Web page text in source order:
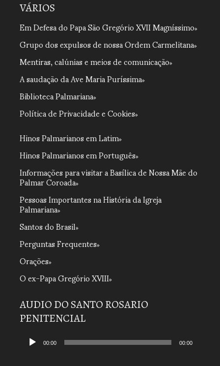
VÁRIOS
Em Defesa do Papa São Gregório XVII Magníssimo
Grupo dos expulsos de nossa Ordem Carmelitana
Mentiras, calúnias e meios de comunicação
A saudação da Ave Maria Puríssima
Biblioteca Palmariana
Política de Privacidade e Cookies
Hinos Palmarianos em Latim
Hinos Palmarianos em Português
Informações para visitar a Basílica de Nossa Mãe do
Palmar Coroada
Pessoas Importantes na História da Igreja
Palmariana
Santos do Brasil
Perguntas Frequentes
Orações
O ex-Papa Gregório XVIII
AUDIO DO SANTO ROSARIO
PENITENCIAL
Tocador00:00 00:00